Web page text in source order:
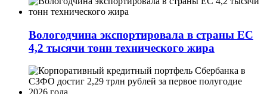
Вологодчина экспортировала в страны ЕС
4,2 тысячи тонн технического жира